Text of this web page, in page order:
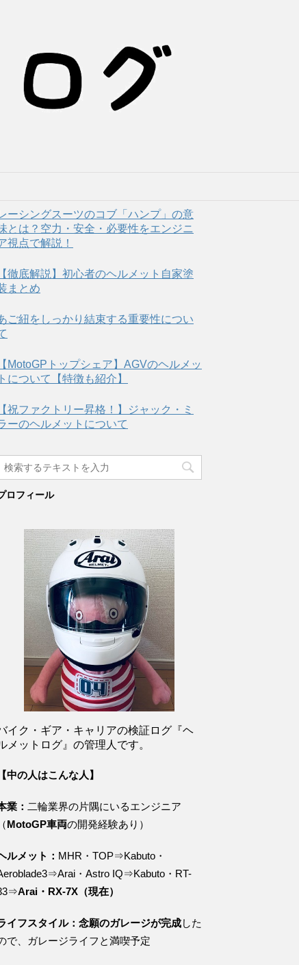
ーシングスーツのコブ「ハンプ」の意
とは？空力・安全・必要性をエンジニ
視点で解説！
【徹底解説】初心者のヘルメット自家塗
まとめ
ご紐をしっかり結束する重要性につい
【MotoGPトップシェア】AGVのヘルメッ
トについて【特徴も紹介】
【祝ファクトリー昇格！】ジャック・ミ
ーのヘルメットについて
ロフィール
イク・ギア・キャリアの検証ログ『ヘ
メットログ』の管理人です。
【中の人はこんな人】
業： 二輪業界の片隅にいるエンジニア
（MotoGP車両の開発経験あり）
ルメット： MHR・TOP⇒Kabuto・
・Astro IQ⇒Kabuto・RT-
Arai・RX-7X（現在）
イフスタイル：念願のガレージが完成した
で、ガレージライフと満喫予定